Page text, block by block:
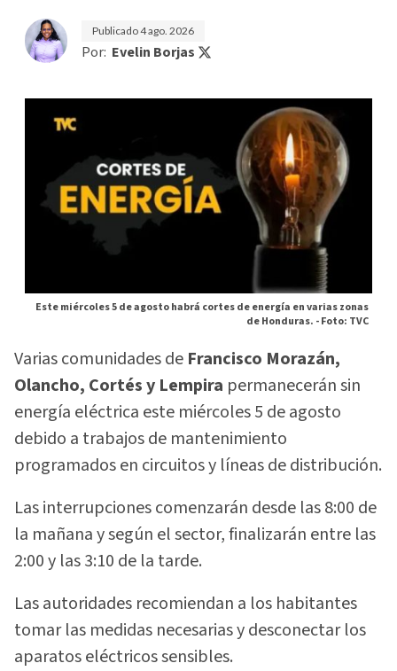
Publicado4 ago. 2026
Por: Evelin Borjas
Este miércoles 5 de agosto habrá cortes de energía en varias zonas
de Honduras. -Foto: TVC
Varias comunidades de Francisco Morazán,
Olancho, Cortés y Lempira permanecerán sin
energía eléctrica este miércoles 5 de agosto
debido a trabajos de mantenimiento
programados en circuitos y líneas de distribución.
Las interrupciones comenzarán desde las 8:00 de
la mañana y según el sector, finalizarán entre las
2:00 y las 3:10 de la tarde.
Las autoridades recomiendan a los habitantes
tomar las medidas necesarias y desconectar los
aparatos eléctricos sensibles.